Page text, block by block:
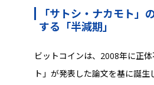
「サトシ・ナカモト」
する「半減期」
ビットコインは、2008年に正
ト」が発表した論文を基に誕